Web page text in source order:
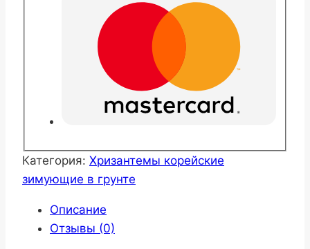
Категория: Хризантемы корейские
зимующие в грунте
Описание
Отзывы (0)